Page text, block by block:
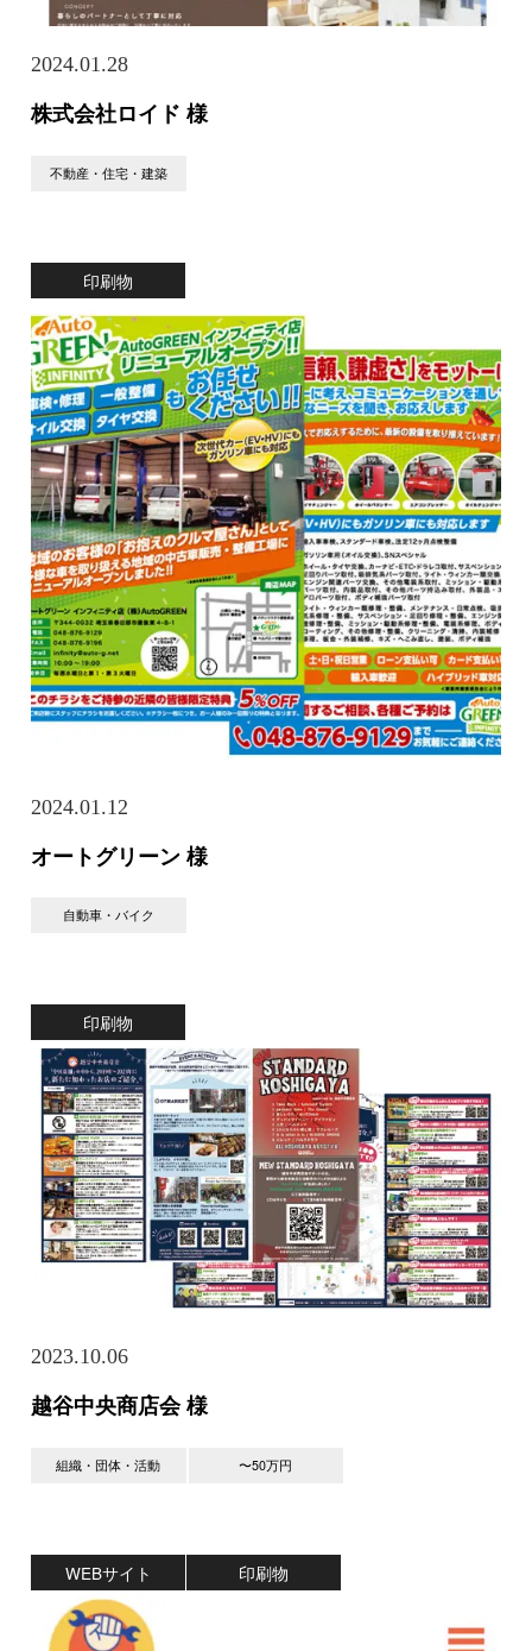
2024.01.28
株式会社ロイド 様
不動産・住宅・建築
印刷物
2024.01.12
オートグリーン 様
自動車・バイク
印刷物
2023.10.06
越谷中央商店会 様
組織・団体・活動 〜50万円
WEBサイト 印刷物